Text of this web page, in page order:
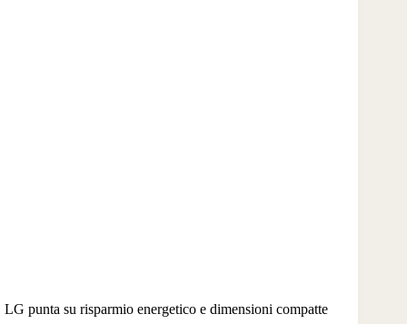
LG punta su risparmio energetico e dimensioni compatte